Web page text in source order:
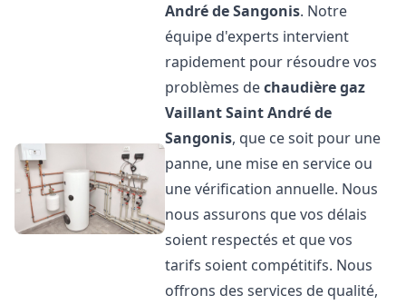
André de Sangonis. Notre
équipe d'experts intervient
rapidement pour résoudre vos
problèmes dechaudière gaz
VaillantSaint André de
Sangonis, que ce soit pour une
panne, une mise en service ou
une vérification annuelle. Nous
nous assurons que vos délais
soient respectés et que vos
tarifs soient compétitifs. Nous
offrons des services de qualité,